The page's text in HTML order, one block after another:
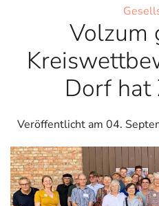
Volzum
Dorf hat
Veröffentlicht am 04.